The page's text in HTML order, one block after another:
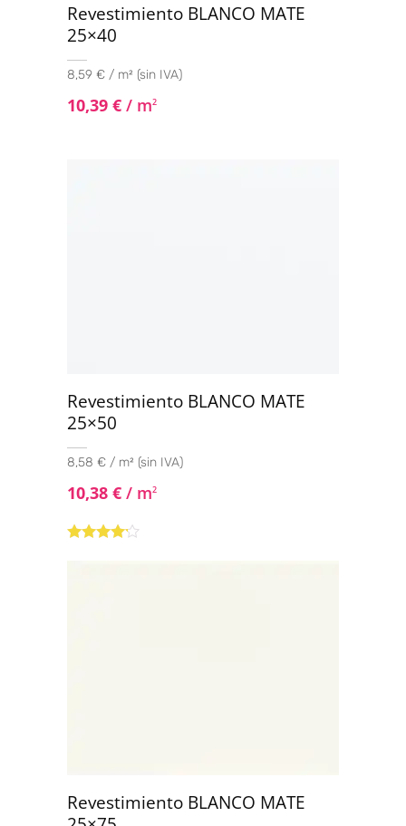
Revestimiento BLANCO MATE
25×40
8,59 € / m² (sin IVA)
10,39 € / m2
Revestimiento BLANCO MATE
25×50
8,58 € / m² (sin IVA)
10,38 € / m2
Revestimiento BLANCO MATE